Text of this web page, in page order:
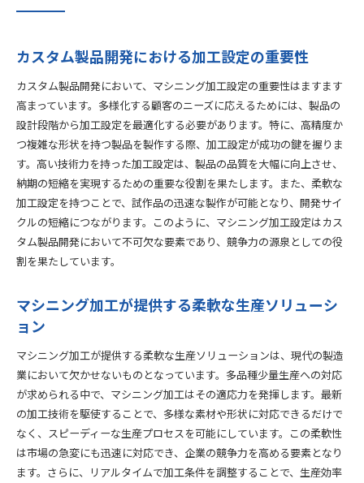
カスタム製品開発における加工設定の重要性
カスタム製品開発において、マシニング加工設定の重要性はますます
高まっています。多様化する顧客のニーズに応えるためには、製品の
設計段階から加工設定を最適化する必要があります。特に、高精度か
つ複雑な形状を持つ製品を製作する際、加工設定が成功の鍵を握りま
す。高い技術力を持った加工設定は、製品の品質を大幅に向上させ、
納期の短縮を実現するための重要な役割を果たします。また、柔軟な
加工設定を持つことで、試作品の迅速な製作が可能となり、開発サイ
クルの短縮につながります。このように、マシニング加工設定はカス
タム製品開発において不可欠な要素であり、競争力の源泉としての役
割を果たしています。
マシニング加工が提供する柔軟な生産ソリューシ
ョン
マシニング加工が提供する柔軟な生産ソリューションは、現代の製造
業において欠かせないものとなっています。多品種少量生産への対応
が求められる中で、マシニング加工はその適応力を発揮します。最新
の加工技術を駆使することで、多様な素材や形状に対応できるだけで
なく、スピーディーな生産プロセスを可能にしています。この柔軟性
は市場の急変にも迅速に対応でき、企業の競争力を高める要素となり
ます。さらに、リアルタイムで加工条件を調整することで、生産効率